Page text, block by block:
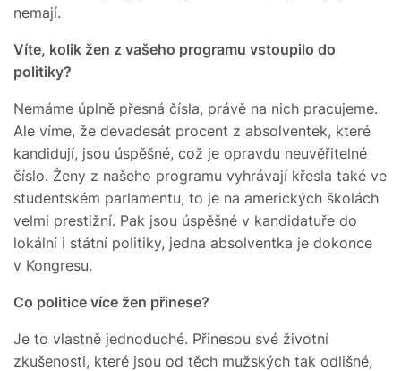
nemají.
Víte, kolik žen z vašeho programu vstoupilo do
politiky?
Nemáme úplně přesná čísla, právě na nich pracujeme.
Ale víme, že devadesát procent z absolventek, které
kandidují, jsou úspěšné, což je opravdu neuvěřitelné
číslo. Ženy z našeho programu vyhrávají křesla také ve
studentském parlamentu, to je na amerických školách
velmi prestižní. Pak jsou úspěšné v kandidatuře do
lokální i státní politiky, jedna absolventka je dokonce
v Kongresu.
Co politice více žen přinese?
Je to vlastně jednoduché. Přinesou své životní
zkušenosti, které jsou od těch mužských tak odlišné,